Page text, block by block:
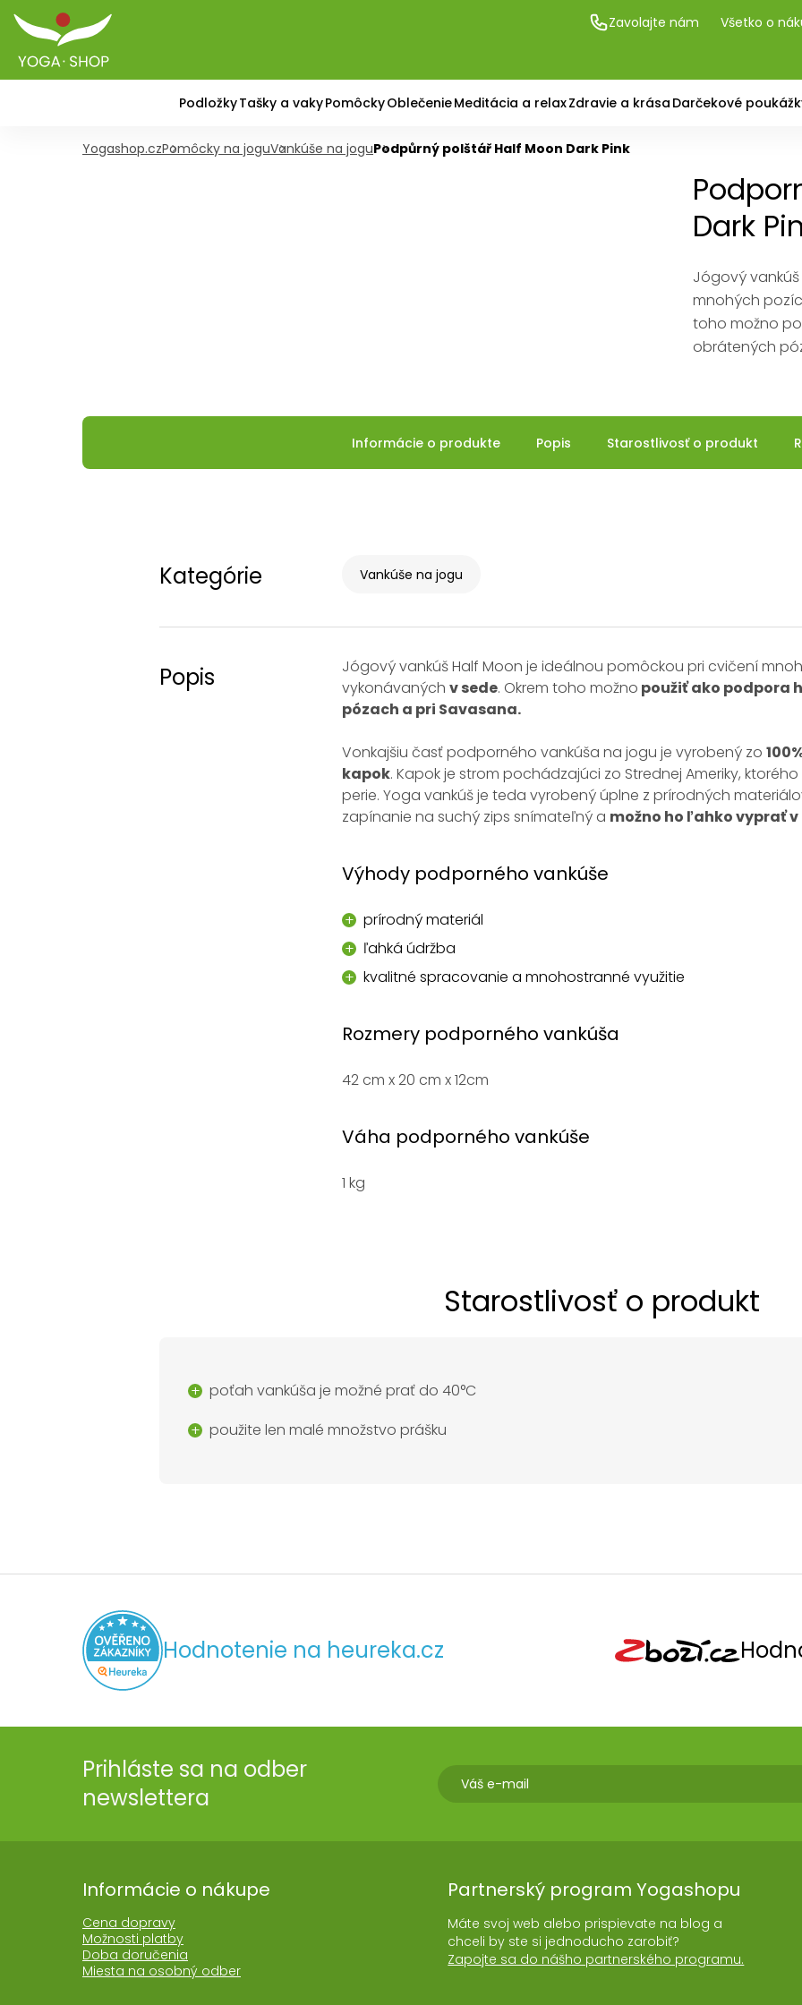
Zavolajte nám Všetko o
PodložkyTašky a vakyPomôckyOblečenieMeditácia a relaxZdravie a krása Darčekové
Yogashop.czPomôcky na joguVankúše na joguPodpůrný polštář Half Moon Dark Pink
Dark
Jógový
mnohých
toho možno
obrátených
Informácie o produkte Popis Starostlivosť o produkt
Kategórie Vankúše na jogu
Popis
Jógový vankúš Half Moon je ideálnou pomôckou pri cvičení
vykonávaných v sede. Okrem toho možno použiť ako podpora
pózach a pri Savasana.
Vonkajšiu časť podporného vankúša na jogu je vyrobený zo
kapok. Kapok je strom pochádzajúci zo Strednej Ameriky,
perie. Yoga vankúš je teda vyrobený úplne z prírodných
zapínanie na suchý zips snímateľný a možno ho ľahko vyprať v
Výhody podporného vankúše
prírodný materiál
ľahká údržba
kvalitné spracovanie a mnohostranné využitie
Rozmery podporného vankúša
42 cm x 20 cm x 12cm
Váha podporného vankúše
1 kg
Starostlivosť o produkt
poťah vankúša je možné prať do 40°C
použite len malé množstvo prášku
Hodnotenie na heureka.cz
Prihláste sa na odber
newslettera
Informácie o nákupe
Cena dopravy
Možnosti platby
Doba doručenia
Miesta na osobný odber
Partnerský program Yogashopu
Máte svoj web alebo prispievate na blog a
chceli by ste si jednoducho zarobiť?
Zapojte sa do nášho partnerského programu.